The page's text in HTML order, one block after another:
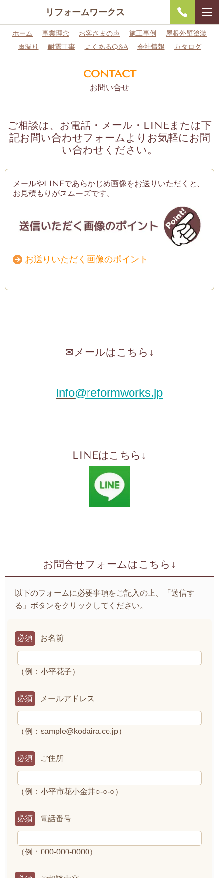
リフォームワークス
ホーム 事業理念 お客さまの声 施工事例
屋根外壁塗装
雨漏り
耐震工事 よくあるQ&A 会社情報 カタログ
CONTACT
お問い合せ
ご相談は、お電話・メール・LINEまたは下
記お問い合わせフォームよりお気軽にお問
い合わせください。
メールやLINEであらかじめ画像をお送りいただくと、
お見積もりがスムーズです。
お送りいただく画像のポイント
✉メールはこちら↓
info@reformworks.jp
LINEはこちら↓
お問合せフォームはこちら↓
以下のフォームに必要事項をご記入の上、「送信す
る」ボタンをクリックしてください。
お名前
必須
（例：小平花子）
メールアドレス
必須
（例：sample@kodaira.co.jp）
ご住所
必須
（例：小平市花小金井○-○-○）
電話番号
必須
（例：000-000-0000）